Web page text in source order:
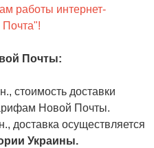
работы интернет-
Почты:
стоимость доставки
Новой Почты.
доставка осуществляется
Украины.